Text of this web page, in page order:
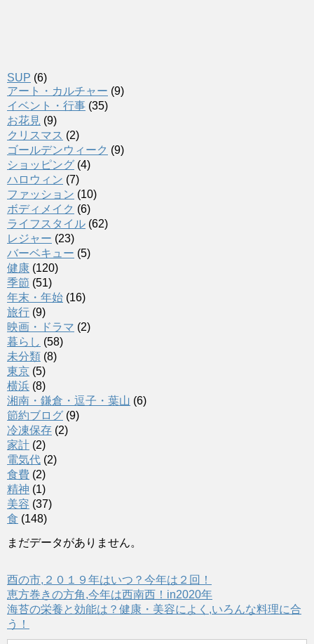
SUP (6)
アート・カルチャー (9)
イベント・行事 (35)
お花見 (9)
クリスマス (2)
ゴールデンウィーク (9)
ショッピング (4)
ハロウィン (7)
ファッション (10)
ボディメイク (6)
ライフスタイル (62)
レジャー (23)
バーベキュー (5)
健康 (120)
季節 (51)
年末・年始 (16)
旅行 (9)
映画・ドラマ (2)
暮らし (58)
未分類 (8)
東京 (5)
横浜 (8)
湘南・鎌倉・逗子・葉山 (6)
節約ブログ (9)
冷凍保存 (2)
家計 (2)
電気代 (2)
食費 (2)
精神 (1)
美容 (37)
食 (148)
まだデータがありません。
酉の市,２０１９年はいつ？今年は２回！
恵方巻きの方角,今年は西南西！in2020年
海苔の栄養と効能は？健康・美容によく,いろんな料理に合
う！